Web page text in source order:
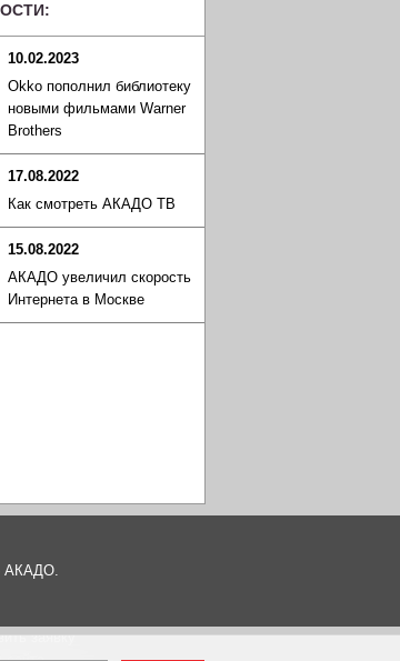
10.02.2023
Okko пополнил библиотеку
новыми фильмами Warner
Brothers
17.08.2022
Как смотреть АКАДО ТВ
15.08.2022
АКАДО увеличил скорость
Интернета в Москве
АКАДО.
заявку